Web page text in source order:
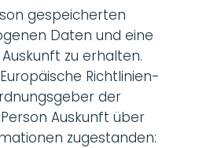
gespeicherten
Daten und eine
zu erhalten.
Richtlinien-
der
Auskunft über
zugestanden: